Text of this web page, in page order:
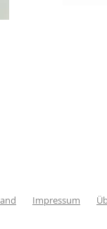
Impressum